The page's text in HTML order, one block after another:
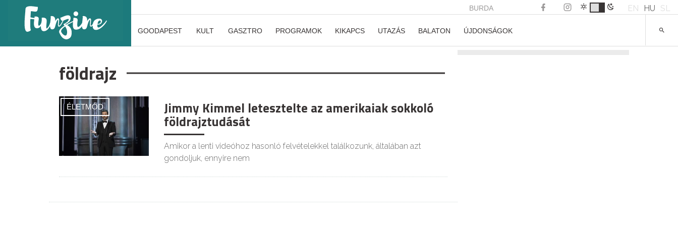
BURDA EN HU SL
GOODAPEST KULT GASZTRO PROGRAMOK KIKAPCS UTAZÁS BALATON ÚJDONSÁGOK
földrajz
ÉLETMÓD Jimmy Kimmel letesztelte az amerikaiak sokkoló
földrajztudását
Amikor a lenti videóhoz hasonló felvételekkel találkozunk, általában azt
gondoljuk, ennyire nem